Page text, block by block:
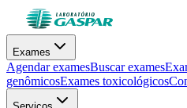
Exames
Agendar examesBuscar exames
genômicosExames toxicológicos